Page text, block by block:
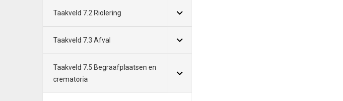
Taakveld 7.2 Riolering
Taakveld 7.3 Afval
Taakveld 7.5 Begraafplaatsen en
crematoria